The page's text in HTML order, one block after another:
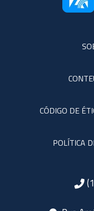
CÓDIGO DE
POLÍTICA